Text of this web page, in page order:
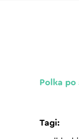
Polka
Tagi: